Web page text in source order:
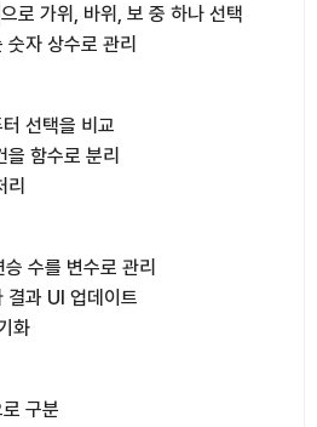
으로 가위, 바위, 보 중 하나 선택
자 상수로 관리
선택을 비교
함수로 분리
리
수를 변수로 관리
결과 UI 업데이트
화
구분